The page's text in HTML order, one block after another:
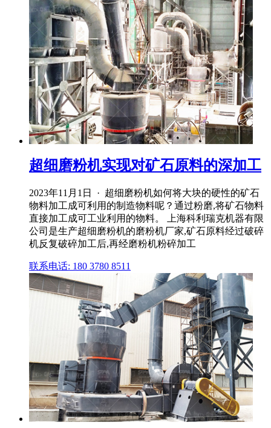
超细磨粉机实现对矿石原料的深加工
2023年11月1日 · 超细磨粉机如何将大块的硬性的矿石
物料加工成可利用的制造物料呢？通过粉磨,将矿石物料
直接加工成可工业利用的物料。 上海科利瑞克机器有限
公司是生产超细磨粉机的磨粉机厂家,矿石原料经过破碎
机反复破碎加工后,再经磨粉机粉碎加工
联系电话: 180 3780 8511